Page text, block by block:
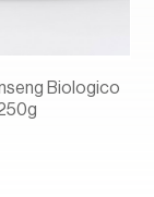
Biologico